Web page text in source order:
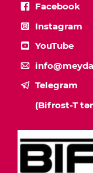
Facebook
Instagram
YouTube
Telegram
(Bifrost-T